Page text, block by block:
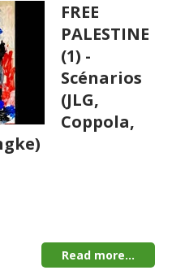
FREE
PALESTINE
(1) -
Scénarios
(JLG,
Coppola,
Read more...